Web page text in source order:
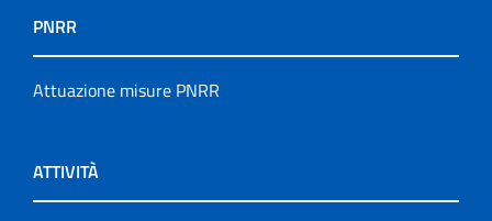
PNRR
Attuazione misure PNRR
ATTIVITÀ